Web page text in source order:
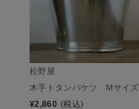
松野屋
木手トタンバケツ Mサイズ
¥2,860 (税込)